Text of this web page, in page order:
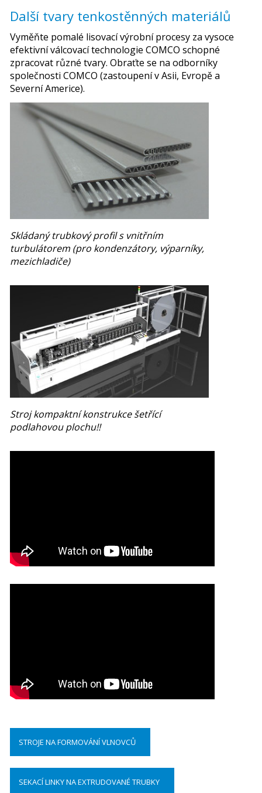
Další tvary tenkostěnných materiálů
Vyměňte pomalé lisovací výrobní procesy za vysoce
efektivní válcovací technologie COMCO schopné
zpracovat různé tvary. Obraťte se na odborníky
společnosti COMCO (zastoupení v Asii, Evropě a
Severní Americe).
Skládaný trubkový profil s vnitřním
turbulátorem (pro kondenzátory, výparníky,
mezichladiče)
Stroj kompaktní konstrukce šetřící
podlahovou plochu!!
STROJE NA FORMOVÁNÍ VLNOVCŮ
SEKACÍ LINKY NA EXTRUDOVANÉ TRUBKY